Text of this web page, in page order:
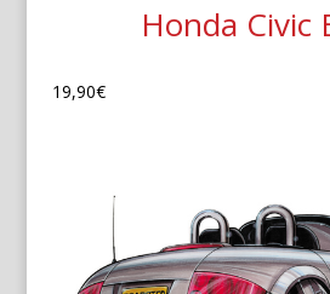
Honda Civic
19,90€